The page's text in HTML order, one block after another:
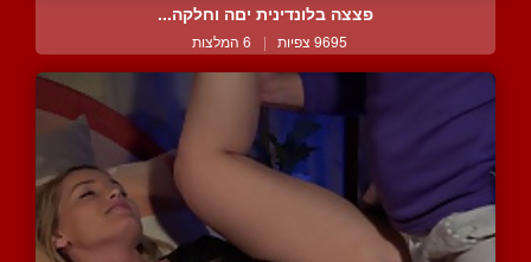
פצצה בלונדינית יםה וחלקה...
9695 צפיות | 6 המלצות